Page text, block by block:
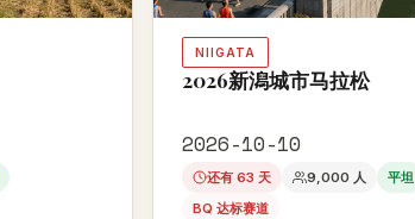
NIIGATA
2026新潟城市马拉松
2026-10-10
还有 63 天 9,000 人
平坦
BQ 达标赛道